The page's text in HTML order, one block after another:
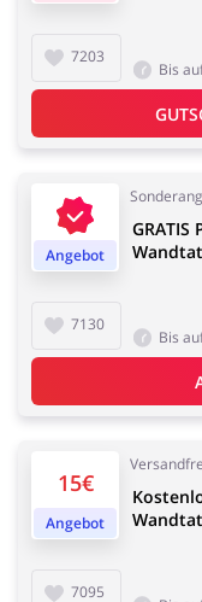
Essen & Trinken
Kfz
Sport & Hobby
Blumen &
7203
Bis
Angebot
7130
Bis
15€
Angebot
7095